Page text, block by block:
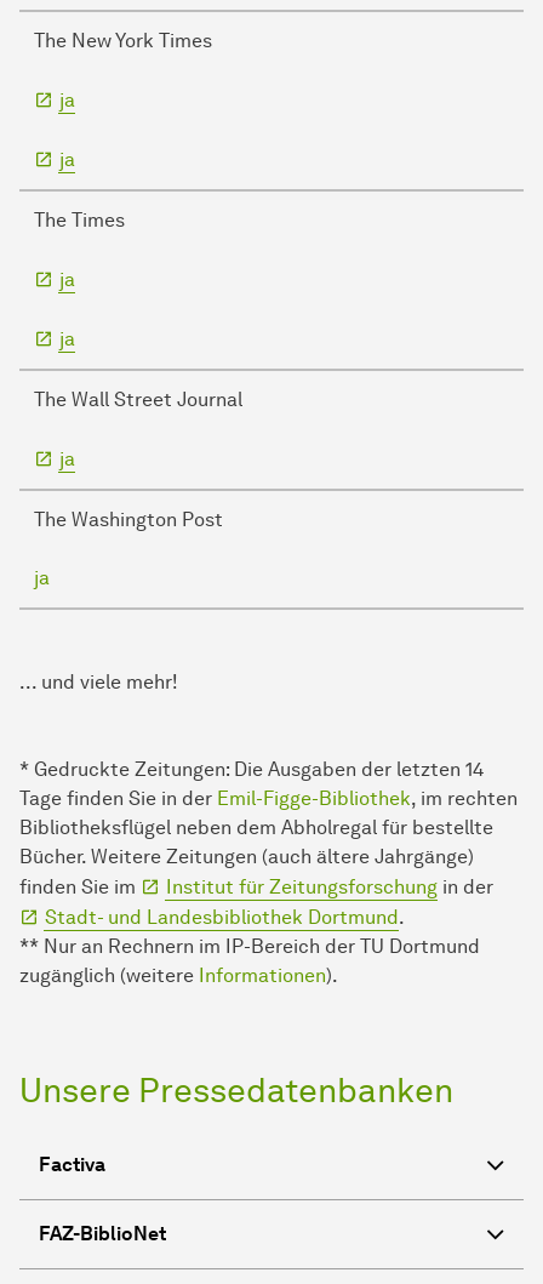
The New York Times
ja
ja
The Times
ja
ja
The Wall Street Journal
ja
The Washington Post
ja
... und viele mehr!
* Gedruckte Zeitungen: Die Ausgaben der letzten 14
Tage finden Sie in der Emil-Figge-Bibliothek, im rechten
Bibliotheksflügel neben dem Abholregal für bestellte
Bücher. Weitere Zeitungen (auch ältere Jahrgänge)
finden Sie im
Institut für Zeitungsforschung in der
Stadt- und Landesbibliothek Dortmund .
** Nur an Rechnern im IP-Bereich der TU Dortmund
zugänglich (weitere Informationen).
Unsere Pressedatenbanken
Factiva
FAZ-BiblioNet